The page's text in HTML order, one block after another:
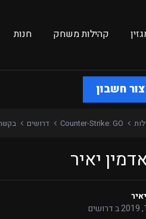
קהילות משחק חנות
צור חשבון
Counter-Strike: GO דרושים
יאיר
יאיר
בדרושים